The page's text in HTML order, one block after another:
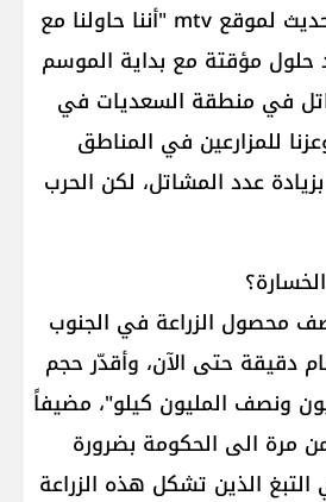
ويوضح فقيه، في حديث لموقع mtv "أننا حاولنا مع
حلول مؤقتة مع بداية الموسم
في منطقة السعديات في
للمزارعين في المناطق
عدد المشاتل، لكن الحرب
محصول الزراعة في الجنوب
دقيقة حتى الآن، وأقدّر حجم
ونصف المليون كيلو"، مضيفاً
مرة الى الحكومة بضرورة
الذين تشكل هذه الزراعة